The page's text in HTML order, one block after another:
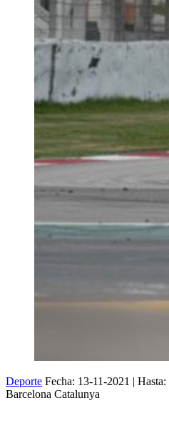
Deporte Fecha: 13-11-2021 | Hasta:
Barcelona Catalunya